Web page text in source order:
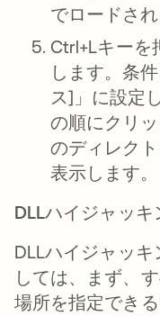
でロードさ
Ctrl+Lキーを
します。条
ス]」に設定
の順にクリ
のディレク
表示します。
DLLハイジャッ
DLLハイジャッ
しては、まず、
場所を指定でき